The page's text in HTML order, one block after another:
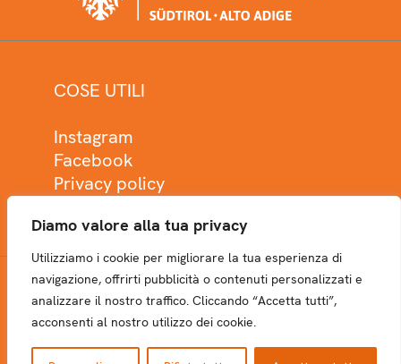
Diamo valore alla tua privacy
Utilizziamo i cookie per migliorare la tua esperienza di
navigazione, offrirti pubblicità o contenuti personalizzati e
analizzare il nostro traffico. Cliccando “Accetta tutti”,
acconsenti al nostro utilizzo dei cookie.
COSE UTILI
Instagram
Facebook
Privacy policy
NEWSLETTER